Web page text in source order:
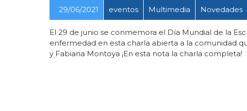
29/06/2021 eventos Multimedia Novedades
El 29 de junio se conmemora el Día Mundial de la
enfermedad en esta charla abierta a la comunidad
y Fabiana Montoya ¡En esta nota la charla completa!